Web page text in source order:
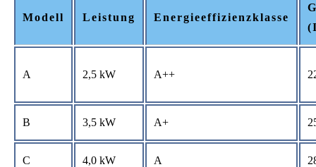
Modell Leistung Energieeffizienzklasse
A 2,5 kW A++
B 3,5 kW A+
C 4,0 kW A